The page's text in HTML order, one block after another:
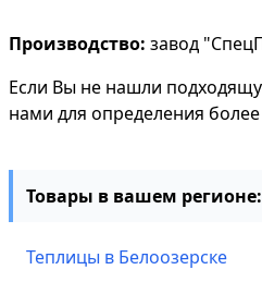
Производство: завод
Если Вы не нашли
нами для определения
Товары в вашем регионе:
Теплицы в Белоозерске